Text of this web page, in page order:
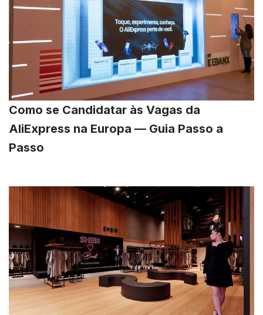
Como se Candidatar às Vagas da
AliExpress na Europa — Guia Passo a
Passo